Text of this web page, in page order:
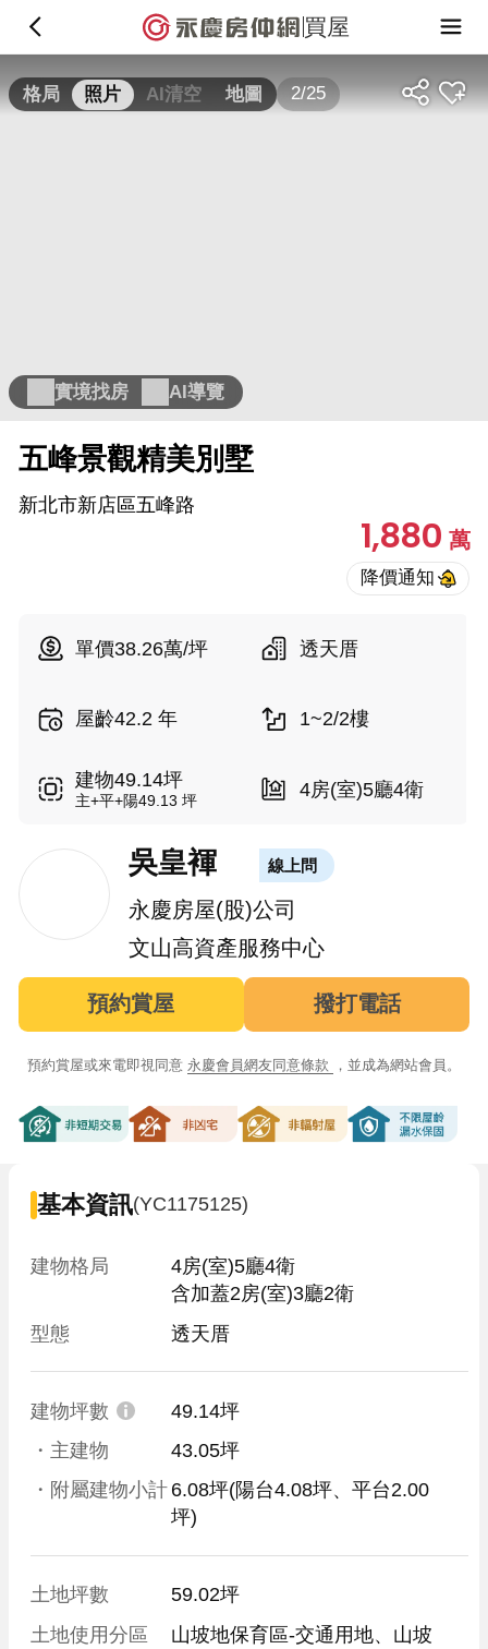
買屋
格局 照片 AI清空 地圖 2/25
實境找房 AI導覽
五峰景觀精美別墅
新北市新店區五峰路
1,880萬
單價38.26萬/坪 透天厝
屋齡42.2 年 1~2/2樓
建物49.14坪
主+平+陽49.13 坪 4房(室)5廳4衛
吳皇褌 線上問
永慶房屋(股)公司
文山高資產服務中心
預約賞屋 撥打電話
預約賞屋或來電即視同意 永慶會員網友同意條款 ，並成為網站會員。
基本資訊(YC1175125)
建物格局
4房(室)5廳4衛
含加蓋2房(室)3廳2衛
型態
透天厝
建物坪數
49.14坪
・主建物
43.05坪
・附屬建物小計 6.08坪(陽台4.08坪、平台2.00
坪)
土地坪數
59.02坪
土地使用分區
山坡地保育區-交通用地、山坡